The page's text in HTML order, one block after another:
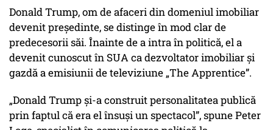
Donald Trump, om de afaceri din domeniul imobiliar
devenit președinte, se distinge în mod clar de
predecesorii săi. Înainte de a intra în politică, el a
devenit cunoscut în SUA ca dezvoltator imobiliar și
gazdă a emisiunii de televiziune „The Apprentice”.
„Donald Trump și-a construit personalitatea publică
prin faptul că era el însuși un spectacol”, spune Peter